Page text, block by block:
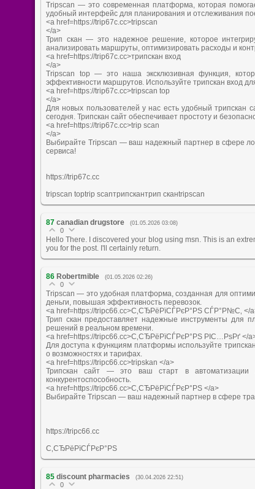
Tripscan — это современная платформа, которая
удобный интерфейс для планирования и отслеживания
<a href=https://trip67c.cc>tripscan
</a>
Трип скан — это надежное решение, которое
анализировать маршруты, оптимизировать расходы и
<a href=https://trip67c.cc>трипскан вход
</a>
Tripscan top — это наша эксклюзивная функция,
эффективности маршрутов. Используйте трипскан вход
<a href=https://trip67c.cc>tripscan top
</a>
Для новых пользователей у нас есть удобный трипскан
сегодня. Трипскан сайт обеспечивает простоту и
<a href=https://trip67c.cc>trip scan
</a>
Выбирайте Tripscan — ваш надежный партнер в сфере
сервиса!
https://trip67c.cc
tripscan toptrip scanтрипскантрип сканtripscan
87 canadian drugstore (01.05.2026 03:08)
0
Hello There. I discovered your blog using msn. This is an
you for the post. I'll certainly return.
86 Robertmible (01.05.2026 02:26)
0
Tripscan — это удобная платформа, созданная для
деньги, повышая эффективность перевозок.
<a href=https://tripc66.cc>С‚СЂРёРїСЃРєР°РЅ СЃР°Р№С‚ </
Трип скан предоставляет надежные инструменты для
решений в реальном времени.
<a href=https://tripc66.cc>С‚СЂРёРїСЃРєР°РЅ РІС…РѕРґ </
Для доступа к функциям платформы используйте
о возможностях и тарифах.
<a href=https://tripc66.cc>tripskan </a>
Трипскан сайт — это ваш старт в автоматизации
конкурентоспособность.
<a href=https://tripc66.cc>С‚СЂРёРїСЃРєР°РЅ </a>
Выбирайте Tripscan — ваш надежный партнер в сфере
https://tripc66.cc
С‚СЂРёРїСЃРєР°РЅ
85 discount pharmacies (30.04.2026 22:51)
0